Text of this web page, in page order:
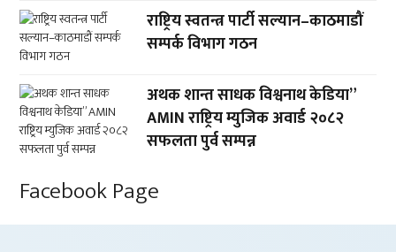
राष्ट्रिय स्वतन्त्र पार्टी सल्यान–काठमाडौं
सम्पर्क विभाग गठन
अथक शान्त साधक विश्वनाथ केडिया”
AMIN राष्ट्रिय म्युजिक अवार्ड २०८२
सफलता पुर्व सम्पन्न
Facebook Page